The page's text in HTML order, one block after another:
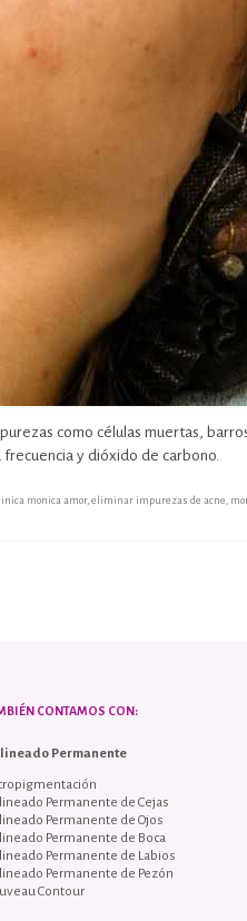
como células muertas,
y dióxido de carbono.
monica amor, eliminar impurezas de acne
CONTAMOS CON:
Permanente
Permanente de Cejas
Permanente de Ojos
Permanente de Boca
Permanente de Labios
Permanente de Pezón
Contour